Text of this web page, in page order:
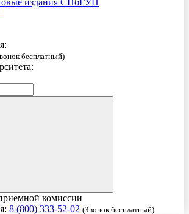
издания СПбГУП
бесплатный)
комиссии
8 (800) 333-52-02 (Звонок бесплатный)